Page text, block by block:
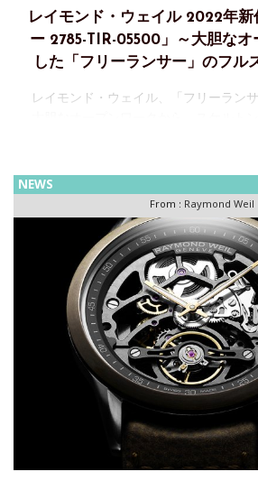
レイモンド・ウェイル 2022年
ー 2785-TIR-05500」～大胆なオ
した「フリーランサー」のフル
レイモンド・ウェイル、「フリーラン
ントなどの時計伝統技術を堪能できる
ド ・ウェイル
NEWS
From : Raymond Weil